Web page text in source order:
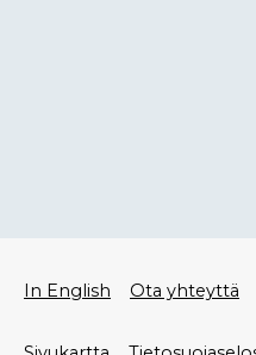
Alatunniste
valikko
In English Ota yhteyttä